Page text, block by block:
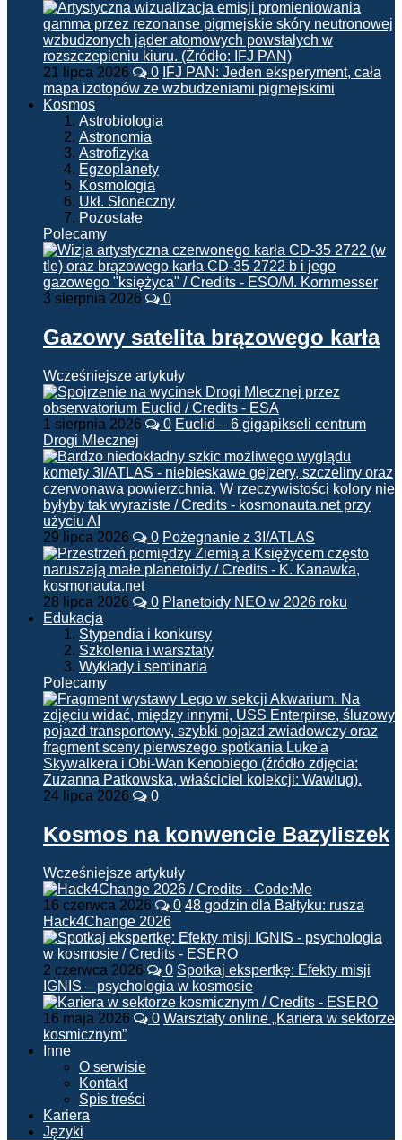
21 lipca 2026 0 IFJ PAN: Jeden eksperyment, cała
mapa izotopów ze wzbudzeniami pigmejskimi
Kosmos
Astrobiologia
Astronomia
Astrofizyka
Egzoplanety
Kosmologia
Ukł. Słoneczny
Pozostałe
Polecamy
3 sierpnia 2026 0
Gazowy satelita brązowego karła
Wcześniejsze artykuły
1 sierpnia 2026 0 Euclid – 6 gigapikseli centrum
Drogi Mlecznej
29 lipca 2026 0 Pożegnanie z 3I/ATLAS
28 lipca 2026 0 Planetoidy NEO w 2026 roku
Edukacja
Stypendia i konkursy
Szkolenia i warsztaty
Wykłady i seminaria
Polecamy
24 lipca 2026 0
Kosmos na konwencie Bazyliszek
Wcześniejsze artykuły
16 czerwca 2026 0 48 godzin dla Bałtyku: rusza
Hack4Change 2026
2 czerwca 2026 0 Spotkaj ekspertkę: Efekty misji
IGNIS – psychologia w kosmosie
16 maja 2026 0 Warsztaty online „Kariera w sektorze
kosmicznym”
Inne
O serwisie
Kontakt
Spis treści
Kariera
Języki